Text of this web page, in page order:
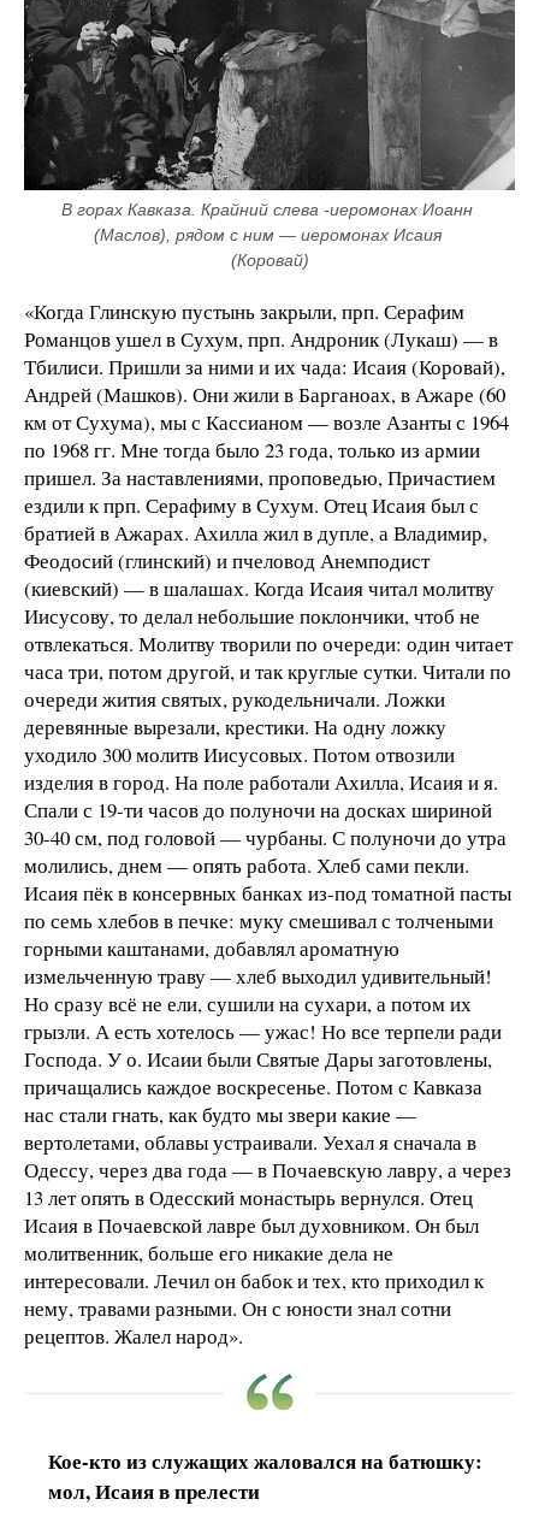
В горах Кавказа. Крайний слева -иеромонах Иоанн
(Маслов), рядом с ним — иеромонах Исаия
(Коровай)
«Когда Глинскую пустынь закрыли, прп. Серафим
Романцов ушел в Сухум, прп. Андроник (Лукаш) — в
Тбилиси. Пришли за ними и их чада: Исаия (Коровай),
Андрей (Машков). Они жили в Барганоах, в Ажаре (60
км от Сухума), мы с Кассианом — возле Азанты с 1964
по 1968 гг. Мне тогда было 23 года, только из армии
пришел. За наставлениями, проповедью, Причастием
ездили к прп. Серафиму в Сухум. Отец Исаия был с
братией в Ажарах. Ахилла жил в дупле, а Владимир,
Феодосий (глинский) и пчеловод Анемподист
(киевский) — в шалашах. Когда Исаия читал молитву
Иисусову, то делал небольшие поклончики, чтоб не
отвлекаться. Молитву творили по очереди: один читает
часа три, потом другой, и так круглые сутки. Читали по
очереди жития святых, рукодельничали. Ложки
деревянные вырезали, крестики. На одну ложку
уходило 300 молитв Иисусовых. Потом отвозили
изделия в город. На поле работали Ахилла, Исаия и я.
Спали с 19-ти часов до полуночи на досках шириной
30-40 см, под головой — чурбаны. С полуночи до утра
молились, днем — опять работа. Хлеб сами пекли.
Исаия пёк в консервных банках из-под томатной пасты
по семь хлебов в печке: муку смешивал с толчеными
горными каштанами, добавлял ароматную
измельченную траву — хлеб выходил удивительный!
Но сразу всё не ели, сушили на сухари, а потом их
грызли. А есть хотелось — ужас! Но все терпели ради
Господа. У о. Исаии были Святые Дары заготовлены,
причащались каждое воскресенье. Потом с Кавказа
нас стали гнать, как будто мы звери какие —
вертолетами, облавы устраивали. Уехал я сначала в
Одессу, через два года — в Почаевскую лавру, а через
13 лет опять в Одесский монастырь вернулся. Отец
Исаия в Почаевской лавре был духовником. Он был
молитвенник, больше его никакие дела не
интересовали. Лечил он бабок и тех, кто приходил к
нему, травами разными. Он с юности знал сотни
рецептов. Жалел народ».
Кое-кто из служащих жаловался на батюшку:
мол, Исаия в прелести